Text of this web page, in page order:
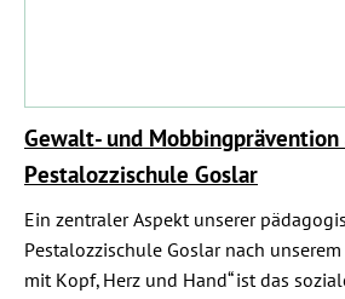
Gewalt- und Mobbingprävention
Pestalozzischule Goslar
Ein zentraler Aspekt unserer
Pestalozzischule Goslar nach
mit Kopf, Herz und Hand“ist das